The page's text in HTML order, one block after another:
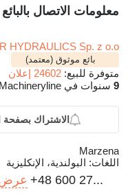
معلومات الاتصال بالبائع
HYDRAULICS Sp. z o.o.
بائع موثوق (معتمد)
متوفرة للبيع: 24602 إعلان
9 سنوات في Machineryline
الاشتراك بصفحة
Marzena
اللغات: البولندية، الإنكليزية
+48 600 27...